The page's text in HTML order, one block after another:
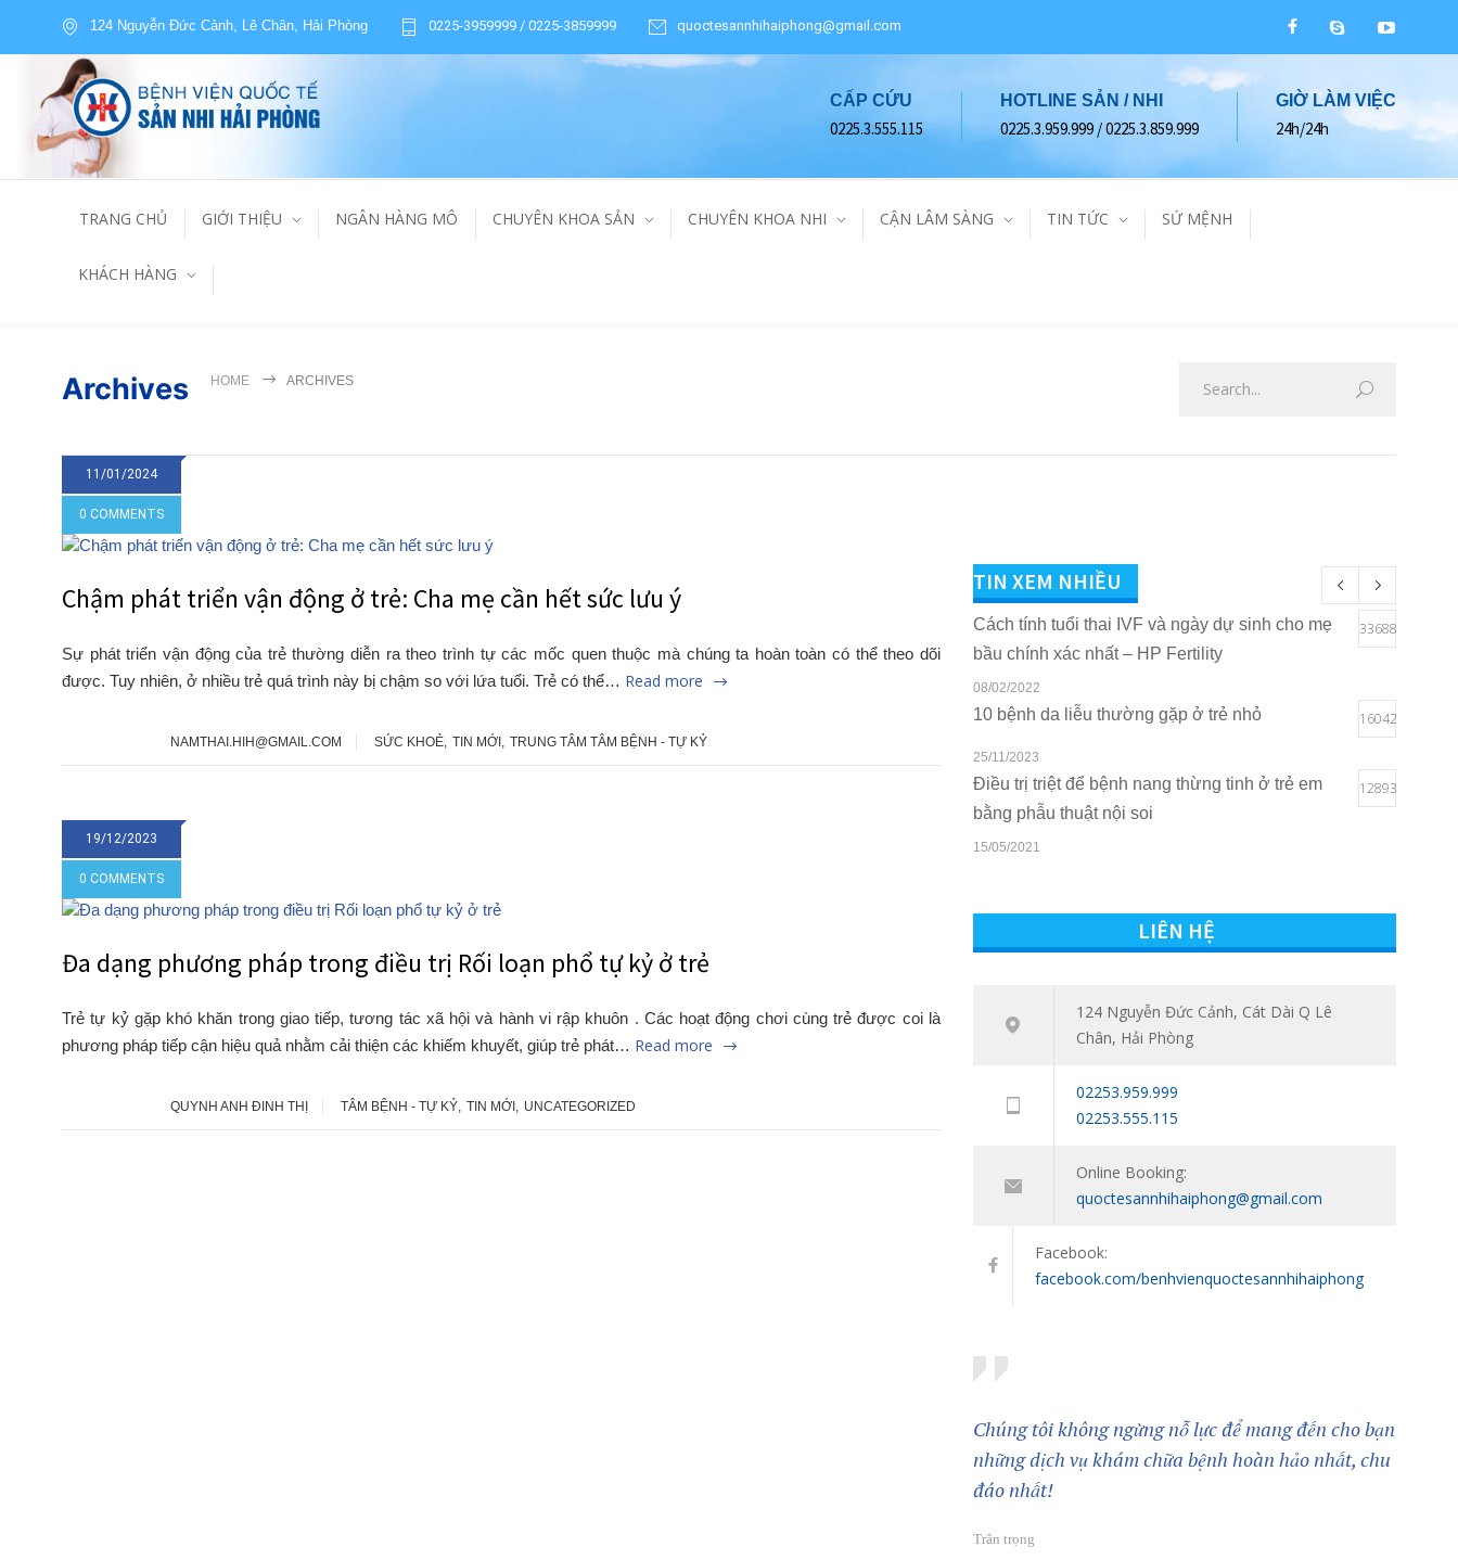
124 Nguyễn Đức Cảnh, Lê Chân, Hải Phòng 0225-3959999 / 0225-3859999 quoctesannhihaiphong@gmail.com
CẤP CỨU
0225.3.555.115
HOTLINE SẢN / NHI
0225.3.959.999 / 0225.3.859.999
GIỜ LÀM VIỆC
24h/24h
TRANG CHỦ GIỚI THIỆU NGÂN HÀNG MÔ CHUYÊN KHOA SẢN CHUYÊN KHOA NHI CẬN LÂM SÀNG TIN TỨC SỨ MỆNH
KHÁCH HÀNG
Archives HOME ARCHIVES
11/01/2024
0 COMMENTS
Chậm phát triển vận động ở trẻ: Cha mẹ cần hết sức lưu ý
Sự phát triển vận động của trẻ thường diễn ra theo trình tự các mốc quen thuộc mà chúng ta hoàn toàn có thể theo dõi
được. Tuy nhiên, ở nhiều trẻ quá trình này bị chậm so với lứa tuổi. Trẻ có thể… Read more
NAMTHAI.HIH@GMAIL.COM SỨC KHOẺ, TIN MỚI , TRUNG TÂM TÂM BỆNH - TỰ KỶ
19/12/2023
0 COMMENTS
Đa dạng phương pháp trong điều trị Rối loạn phổ tự kỷ ở trẻ
Trẻ tự kỷ gặp khó khăn trong giao tiếp, tương tác xã hội và hành vi rập khuôn . Các hoạt động chơi cùng trẻ được coi là
phương pháp tiếp cận hiệu quả nhằm cải thiện các khiếm khuyết, giúp trẻ phát… Read more
QUYNH ANH ĐINH THỊ TÂM BỆNH - TỰ KỶ, TIN MỚI , UNCATEGORIZED
TIN XEM NHIỀU
Cách tính tuổi thai IVF và ngày dự sinh cho mẹ
bầu chính xác nhất – HP Fertility
33688
08/02/2022
10 bệnh da liễu thường gặp ở trẻ nhỏ 16042
25/11/2023
Điều trị triệt để bệnh nang thừng tinh ở trẻ em
bằng phẫu thuật nội soi
12893
15/05/2021
khó khăn tâm lý
LIÊN HỆ
124 Nguyễn Đức Cảnh, Cát Dài Q Lê
Chân, Hải Phòng
02253.959.999
02253.555.115
Online Booking:
quoctesannhihaiphong@gmail.com
Facebook:
facebook.com/benhvienquoctesannhihaiphong
Chúng tôi không ngừng nỗ lực để mang đến cho bạn
những dịch vụ khám chữa bệnh hoàn hảo nhất, chu
đáo nhất!
Trân trọng